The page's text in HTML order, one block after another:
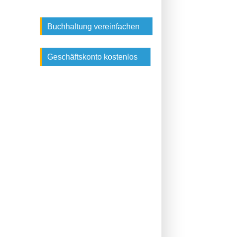
Buchhaltung vereinfachen
Geschäftskonto kostenlos